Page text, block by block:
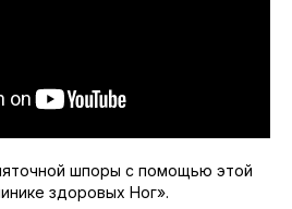
шпоры с помощью этой
здоровых Ног».